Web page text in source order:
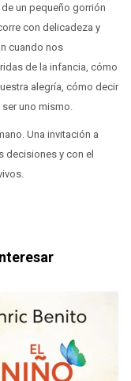
un pequeño gorrión
con delicadeza y
cuando nos
de la infancia, cómo
alegría, cómo decir
uno mismo.
Una invitación a
decisiones y con el